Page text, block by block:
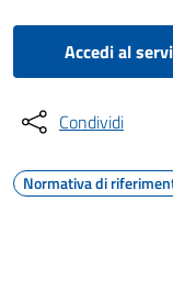
Accedi al
Condividi
Normativa di